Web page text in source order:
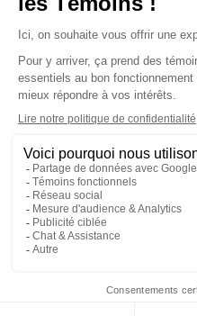
ÉNONCÉS LÉGAUX
CONFIDENTIALITÉ
PROTECTION DES
© APCHQ 2026. TOUS DROITS